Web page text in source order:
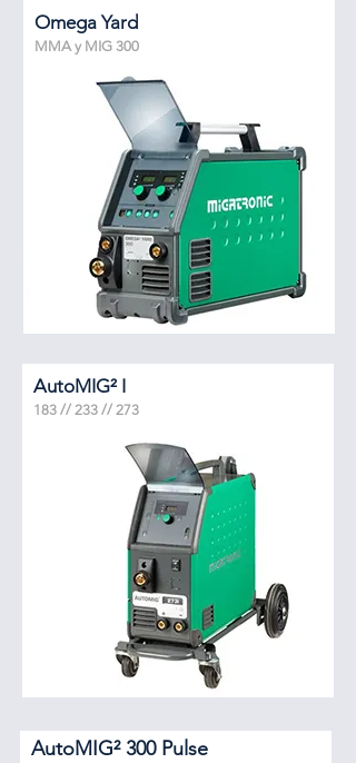
Omega Yard
MMA y MIG 300
AutoMIG² I
183 // 233 // 273
AutoMIG² 300 Pulse